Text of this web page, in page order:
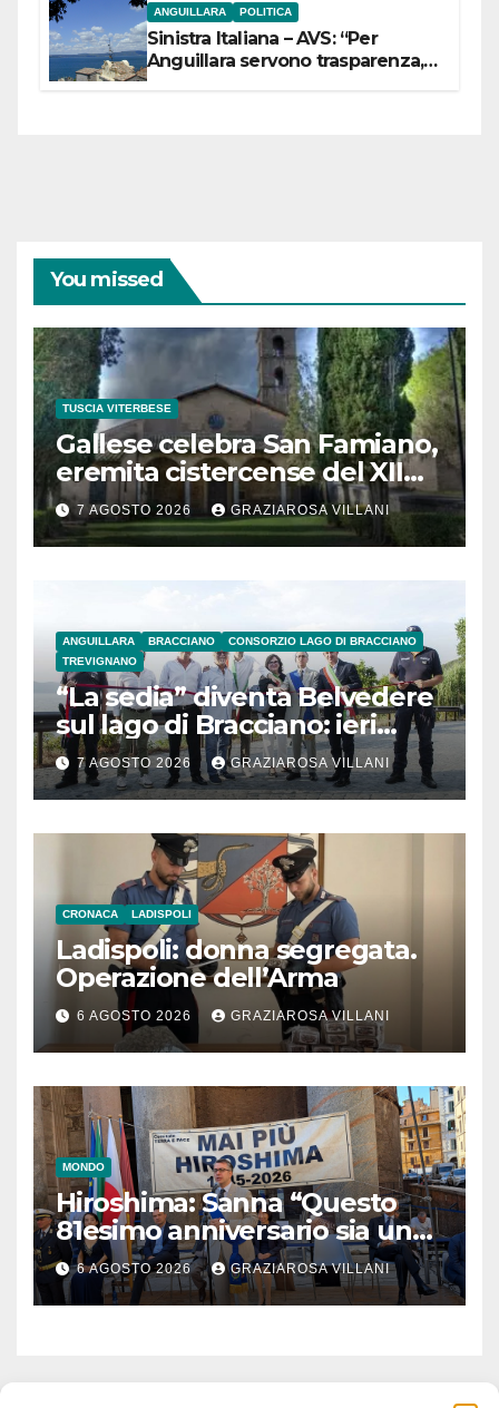
ANGUILLARA POLITICA
Sinistra Italiana – AVS: “Per
Anguillara servono trasparenza,
You missed
TUSCIA VITERBESE
Gallese celebra San Famiano,
eremita cistercense del XII
secolo
7 AGOSTO 2026 GRAZIAROSA VILLANI
ANGUILLARA BRACCIANO
CONSORZIO LAGO DI BRACCIANO
TREVIGNANO
“La sedia” diventa Belvedere
sul lago di Bracciano: ieri
l’inaugurazione
7 AGOSTO 2026 GRAZIAROSA VILLANI
CRONACA LADISPOLI
Ladispoli: donna segregata.
Operazione dell’Arma
6 AGOSTO 2026 GRAZIAROSA VILLANI
MONDO
Hiroshima: Sanna “Questo
81esimo anniversario sia un
monito per tutti”
6 AGOSTO 2026 GRAZIAROSA VILLANI